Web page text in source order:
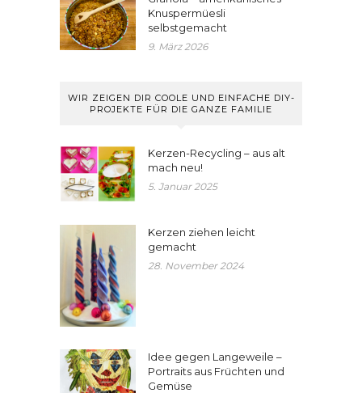
Knuspermüesli
selbstgemacht
9. März 2026
WIR ZEIGEN DIR COOLE UND EINFACHE DIY-
PROJEKTE FÜR DIE GANZE FAMILIE
Kerzen-Recycling – aus alt
mach neu!
5. Januar 2025
Kerzen ziehen leicht
gemacht
28. November 2024
Idee gegen Langeweile –
Portraits aus Früchten und
Gemüse